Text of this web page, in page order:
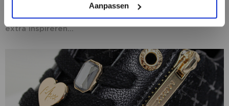
Aanpassen
hoogte van alle merken, hun nieuwste collecties en
hun laatste nieuws. Laat je tijdens het inkoopseizoen
extra inspireren...